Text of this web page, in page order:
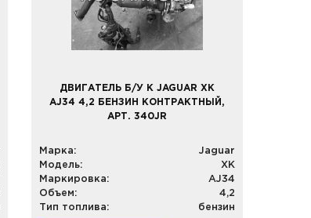
ДВИГАТЕЛЬ Б/У К JAGUAR XK
AJ34 4,2 БЕНЗИН КОНТРАКТНЫЙ,
АРТ. 340JR
Марка:
Jaguar
Модель:
XK
Маркировка:
AJ34
Объем:
4,2
Тип топлива:
бензин